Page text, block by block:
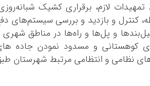
لازم، برقراری کشیک
کنترل و بازدید و بررسی سیستم‌های
و پل‌ها و راه‌ها در مناطق شهری
کوهستانی و مسدود نمودن جاده
نظامی و انتظامی مرتبط شهرستان